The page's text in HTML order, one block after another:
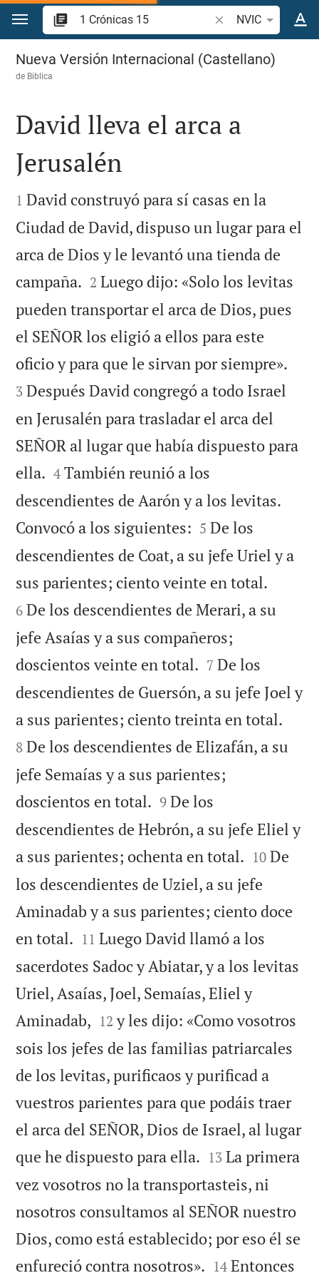
Ir a un contenido
Buscar versículo
NVIC
1 Crónicas 15
Nueva Versión Internacional (Castellano)
de Biblica

David lleva el arca a
Jerusalén

1 David construyó para sí casas en la
Ciudad de David, dispuso un lugar para el
arca de Dios y le levantó una tienda de
campaña. 

2 Luego dijo: «Solo los levitas
pueden transportar el arca de Dios, pues
el SEÑOR los eligió a ellos para este
oficio y para que le sirvan por siempre».
3 Después David congregó a todo Israel
en Jerusalén para trasladar el arca del
SEÑOR al lugar que había dispuesto para
ella. 

4 También reunió a los
descendientes de Aarón y a los levitas.
Convocó a los siguientes: 

5 De los
descendientes de Coat, a su jefe Uriel y a
sus parientes; ciento veinte en total.
6 De los descendientes de Merari, a su
jefe Asaías y a sus compañeros;
doscientos veinte en total. 

7 De los
descendientes de Guersón, a su jefe Joel y
a sus parientes; ciento treinta en total.
8 De los descendientes de Elizafán, a su
jefe Semaías y a sus parientes;
doscientos en total. 

9 De los
descendientes de Hebrón, a su jefe Eliel y
a sus parientes; ochenta en total. 

10 De
los descendientes de Uziel, a su jefe
Aminadab y a sus parientes; ciento doce
en total. 

11 Luego David llamó a los
sacerdotes Sadoc y Abiatar, y a los levitas
Uriel, Asaías, Joel, Semaías, Eliel y
Aminadab, 

12 y les dijo: «Como vosotros
sois los jefes de las familias patriarcales
de los levitas, purificaos y purificad a
vuestros parientes para que podáis traer
el arca del SEÑOR, Dios de Israel, al lugar
que he dispuesto para ella. 

13 La primera
vez vosotros no la transportasteis, ni
nosotros consultamos al SEÑOR nuestro
Dios, como está establecido; por eso él se
enfureció contra nosotros». 

14 Entonces